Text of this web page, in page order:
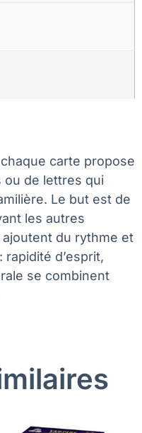
carte propose
ou de lettres qui
Le but est de
les autres
du rythme et
d’esprit,
se combinent